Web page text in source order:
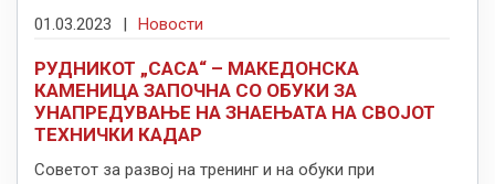
01.03.2023 | Новости
РУДНИКОТ „САСА“ – МАКЕДОНСКА
КАМЕНИЦА ЗАПОЧНА СО ОБУКИ ЗА
УНАПРЕДУВАЊЕ НА ЗНАЕЊАТА НА СВОЈОТ
ТЕХНИЧКИ КАДАР
Советот за развој на тренинг и на обуки при